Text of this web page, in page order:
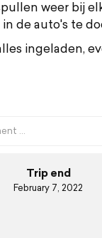
weer bij
de auto's te
ingeladen,
Trip end
February 7, 2022